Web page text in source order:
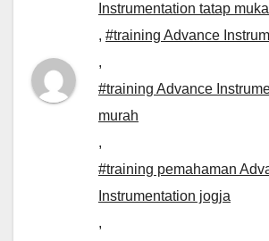
Instrumentation tatap muka
, #training Advance
,
#training Advance
murah
,
#training pemahaman
Instrumentation jogja
,